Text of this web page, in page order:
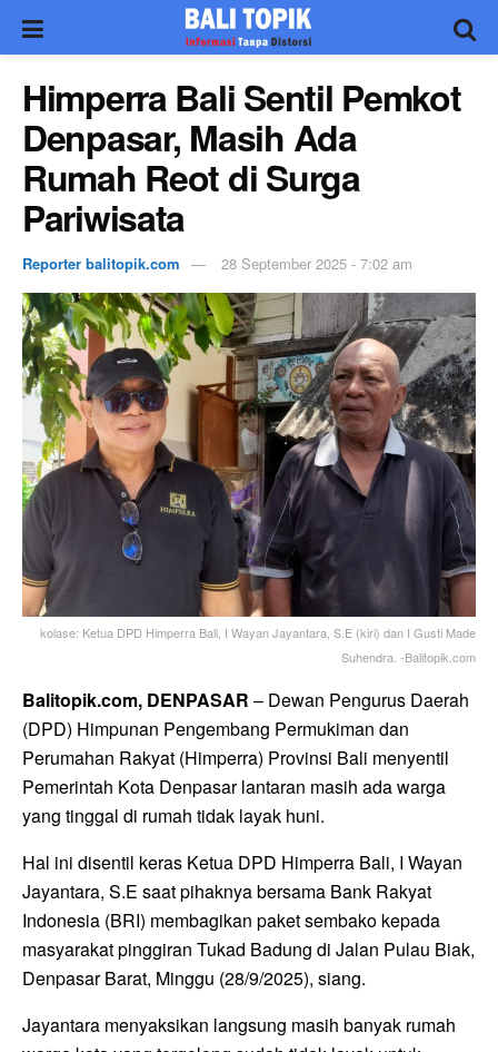
Himperra Bali Sentil Pemkot
Denpasar, Masih Ada
Rumah Reot di Surga
Pariwisata
Reporter balitopik.com 28 September 2025 - 7:02 am
kolase: Ketua DPD Himperra Bali, I Wayan Jayantara, S.E (kiri) dan I Gusti Made
Suhendra. -Balitopik.com
Balitopik.com, DENPASAR – Dewan Pengurus Daerah
(DPD) Himpunan Pengembang Permukiman dan
Perumahan Rakyat (Himperra) Provinsi Bali menyentil
Pemerintah Kota Denpasar lantaran masih ada warga
yang tinggal di rumah tidak layak huni.
Hal ini disentil keras Ketua DPD Himperra Bali, I Wayan
Jayantara, S.E saat pihaknya bersama Bank Rakyat
Indonesia (BRI) membagikan paket sembako kepada
masyarakat pinggiran Tukad Badung di Jalan Pulau Biak,
Denpasar Barat, Minggu (28/9/2025), siang.
Jayantara menyaksikan langsung masih banyak rumah